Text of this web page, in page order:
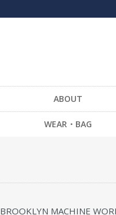
ABOUT
WEAR・BAG
BROOKLYN MACHINE